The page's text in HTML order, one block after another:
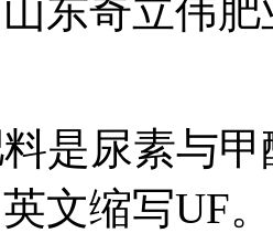
东奇立伟
是尿素与甲
文缩写UF